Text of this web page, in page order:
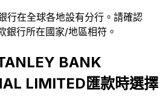
行在全球各地設有分行。請確認
銀行所在國家/地區相符。
BANK
LIMITED匯款時選擇